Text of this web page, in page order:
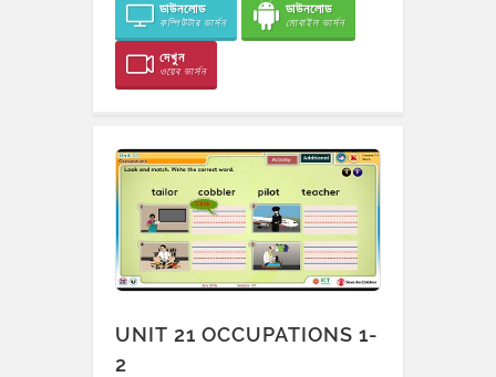
ডাউনলোড
কম্পিউটার ভার্সন
ডাউনলোড
মোবাইল ভার্সন
দেখুন
ওয়েব ভার্সন
UNIT 21 OCCUPATIONS 1-
2